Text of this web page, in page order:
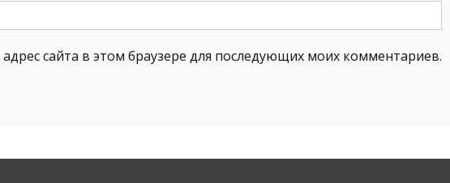
сайта в этом браузере для последующих моих комментариев.